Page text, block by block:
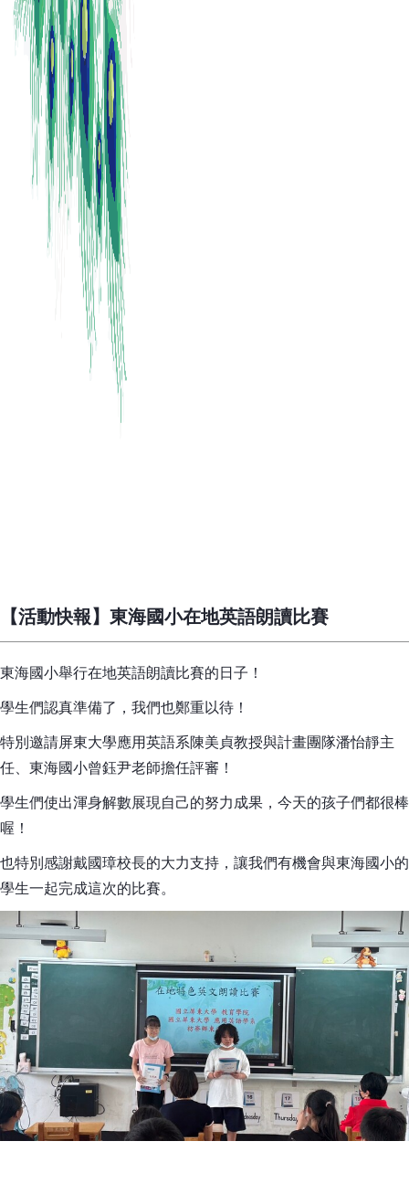
【活動快報】東海國小在地英語朗讀比賽
東海國小舉行在地英語朗讀比賽的日子！
學生們認真準備了，我們也鄭重以待！
特別邀請屏東大學應用英語系陳美貞教授與計畫團隊潘怡靜主
任、東海國小曾鈺尹老師擔任評審！
學生們使出渾身解數展現自己的努力成果，今天的孩子們都很棒
喔！
也特別感謝戴國璋校長的大力支持，讓我們有機會與東海國小的
學生一起完成這次的比賽。